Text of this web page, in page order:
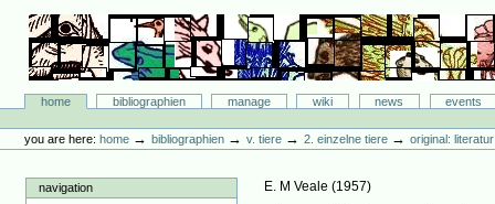
content.
navigation
Bibliographie-Portal
Sectionshome bibliographien manage wiki news
events
tools
you are here: home →bibliographien →v. tiere →2. einzelne tiere →original:
navigation E. M Veale (1957)